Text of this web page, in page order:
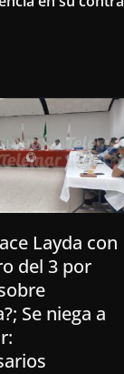
Layda con
del 3 por
Se niega a